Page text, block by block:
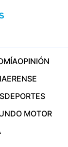
OPINIÓN
DEPORTES
MOTOR